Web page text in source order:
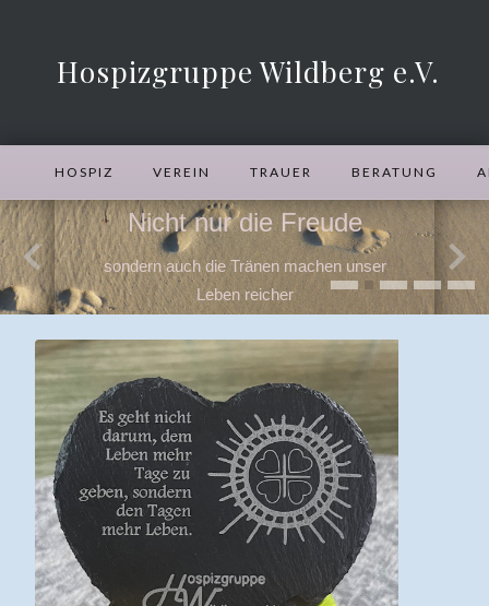
Hospizgruppe Wildberg e.V.
HOSPIZ VEREIN TRAUER BERATUNG
Nicht nur die Freude
sondern auch die Tränen machen unser
Leben reicher